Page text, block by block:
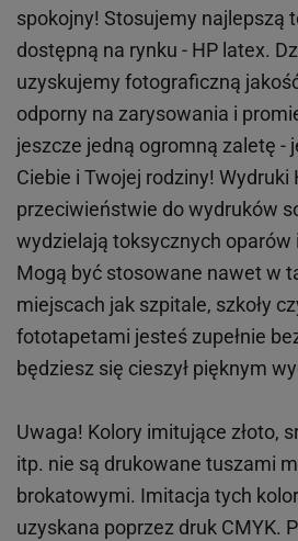
spokojny! Stosujemy najlepszą
dostępną na rynku - HP latex.
uzyskujemy fotograficzną
odporny na zarysowania i
jeszcze jedną ogromną zaletę -
Ciebie i Twojej rodziny! Wydruki
przeciwieństwie do wydruków
wydzielają toksycznych oparów
Mogą być stosowane nawet w
miejscach jak szpitale, szkoły
fototapetami jesteś zupełnie
będziesz się cieszył pięknym
Uwaga! Kolory imitujące złoto,
itp. nie są drukowane tuszami
brokatowymi. Imitacja tych
uzyskana poprzez druk CMYK.